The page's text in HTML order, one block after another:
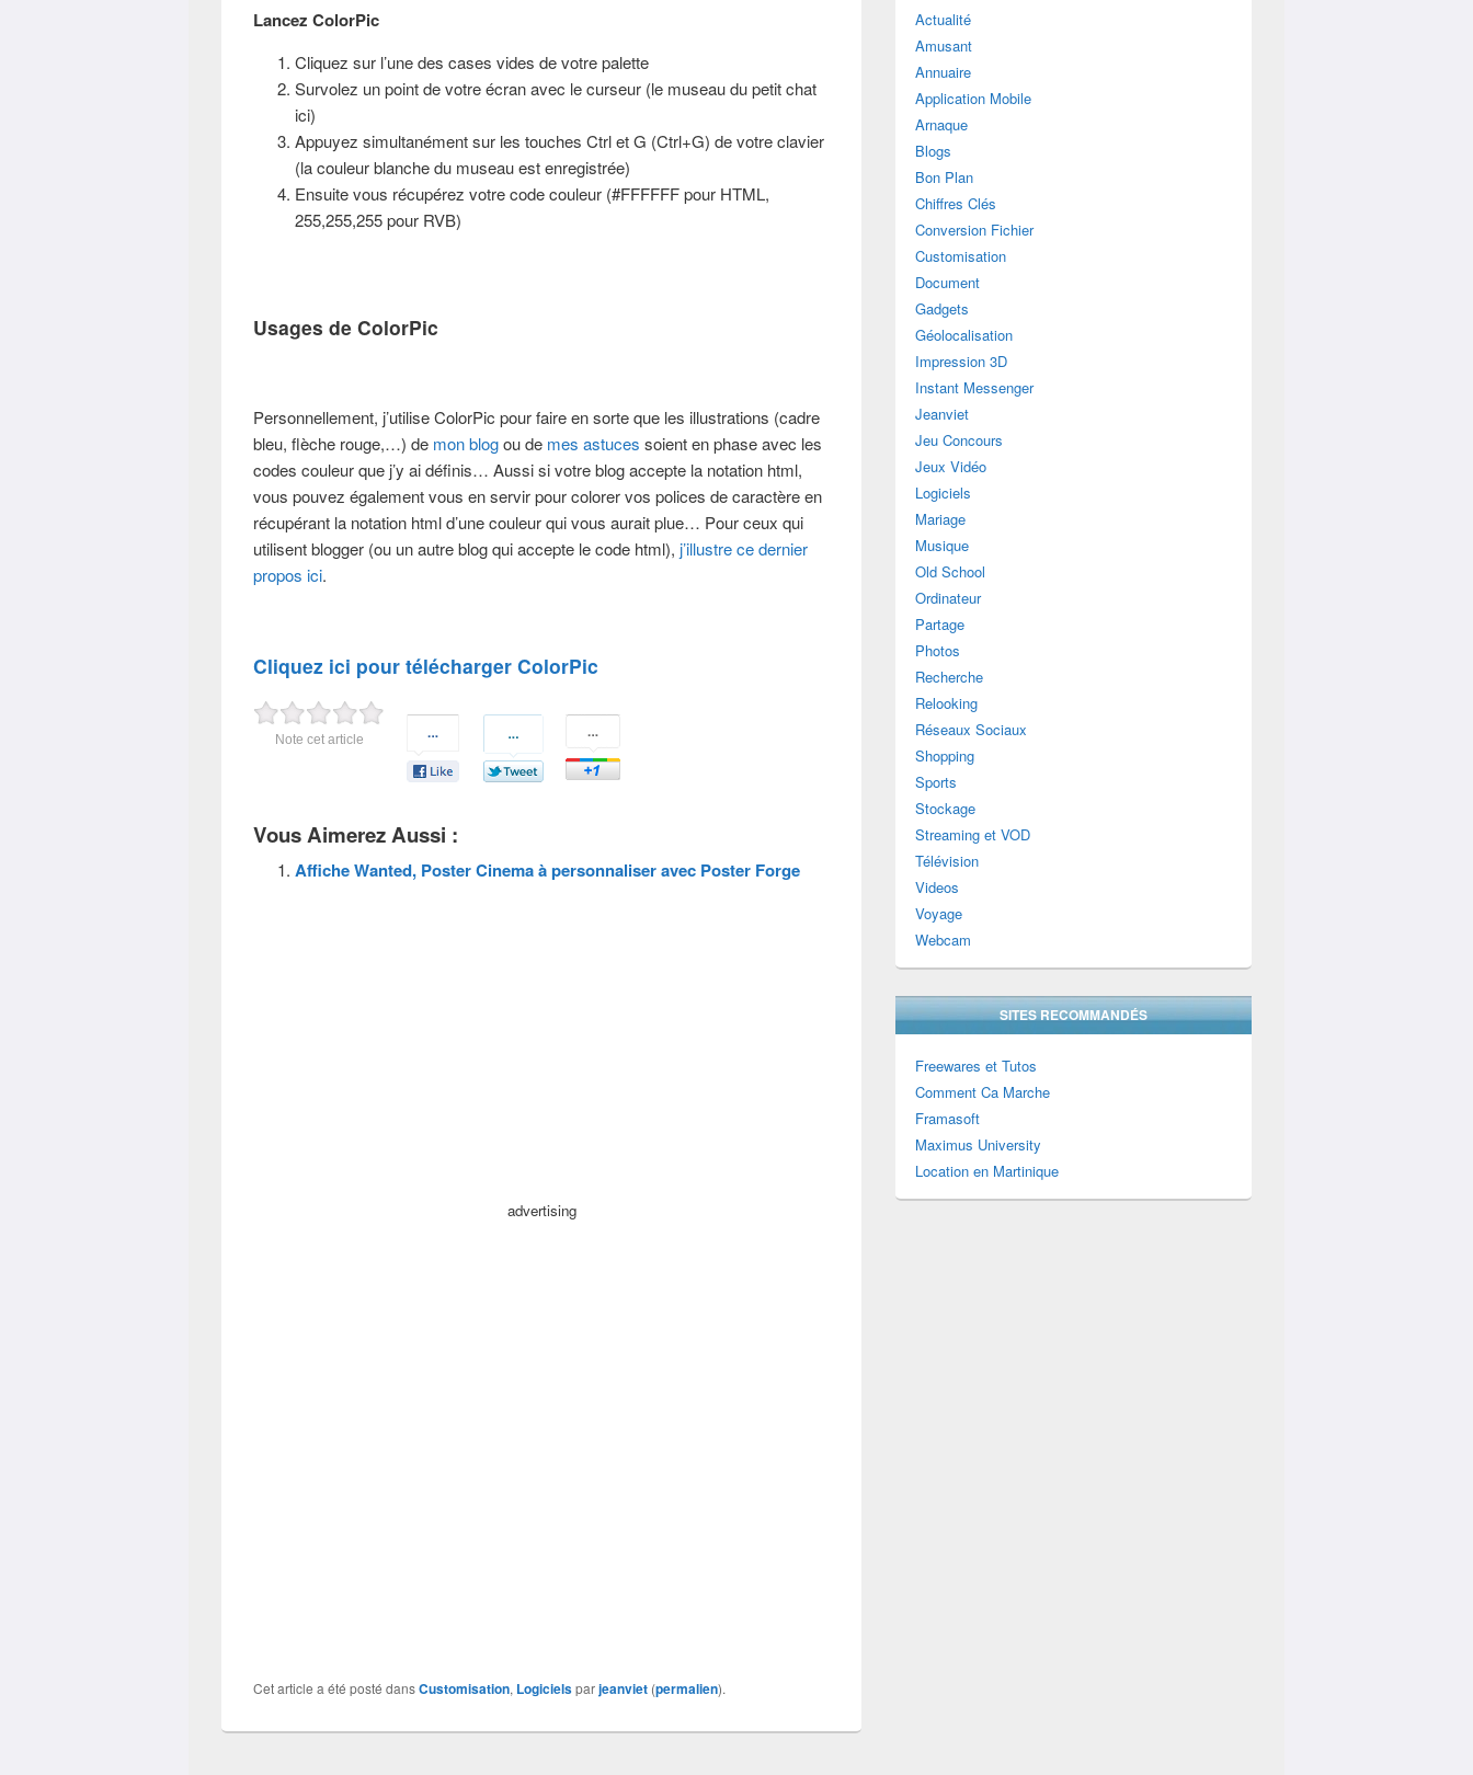
Lancez ColorPic
Cliquez sur l’une des cases vides de votre palette
Survolez un point de votre écran avec le curseur (le museau du petit chat
ici)
Appuyez simultanément sur les touches Ctrl et G (Ctrl+G) de votre clavier
(la couleur blanche du museau est enregistrée)
Ensuite vous récupérez votre code couleur (#FFFFFF pour HTML,
255,255,255 pour RVB)
Usages de ColorPic
Personnellement, j’utilise ColorPic pour faire en sorte que les illustrations (cadre
bleu, flèche rouge,…) de mon blogou de mes astuces soient en phase avec les
codes couleur que j’y ai définis… Aussi si votre blog accepte la notation html,
vous pouvez également vous en servir pour colorer vos polices de caractère en
récupérant la notation html d’une couleur qui vous aurait plue… Pour ceux qui
utilisent blogger (ou un autre blog qui accepte le code html),j’illustre ce dernier
propos ici.
Cliquez ici pour télécharger ColorPic
Note cet article
Vous Aimerez Aussi :
Affiche Wanted, Poster Cinema à personnaliser avec Poster Forge
advertising
Cet article a été posté dansCustomisation, Logicielsparjeanviet (permalien).
Actualité
Amusant
Annuaire
Application Mobile
Arnaque
Blogs
Bon Plan
Chiffres Clés
Conversion Fichier
Customisation
Document
Gadgets
Géolocalisation
Impression 3D
Instant Messenger
Jeanviet
Jeu Concours
Jeux Vidéo
Logiciels
Mariage
Musique
Old School
Ordinateur
Partage
Photos
Recherche
Relooking
Réseaux Sociaux
Shopping
Sports
Stockage
Streaming et VOD
Télévision
Videos
Voyage
Webcam
SITES RECOMMANDÉS
Freewares et Tutos
Comment Ca Marche
Framasoft
Maximus University
Location en Martinique